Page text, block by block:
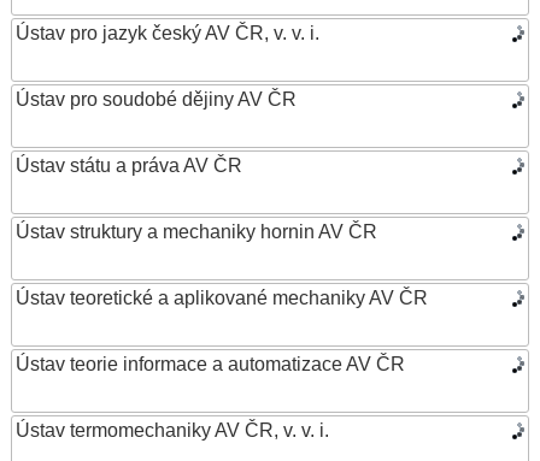
Ústav pro jazyk český AV ČR, v. v. i.
Ústav pro soudobé dějiny AV ČR
Ústav státu a práva AV ČR
Ústav struktury a mechaniky hornin AV ČR
Ústav teoretické a aplikované mechaniky AV ČR
Ústav teorie informace a automatizace AV ČR
Ústav termomechaniky AV ČR, v. v. i.